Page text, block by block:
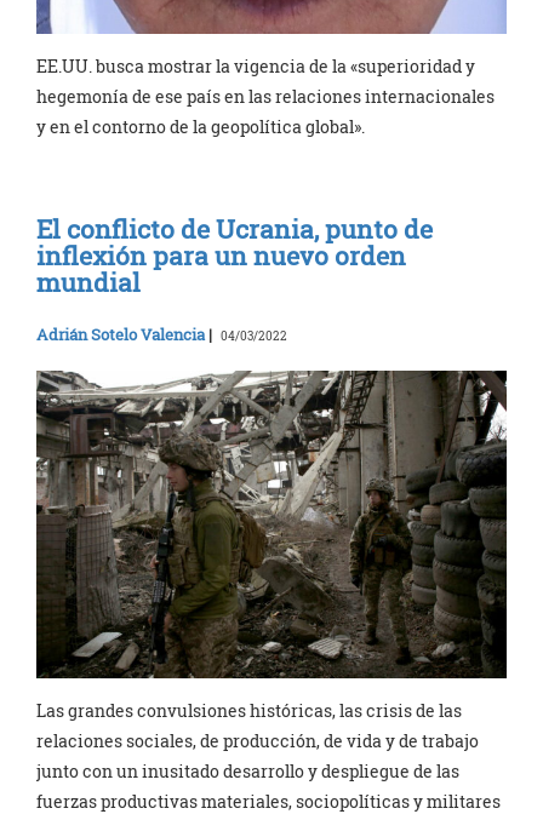
EE.UU. busca mostrar la vigencia de la «superioridad y
hegemonía de ese país en las relaciones internacionales
y en el contorno de la geopolítica global».
El conflicto de Ucrania, punto de
inflexión para un nuevo orden
mundial
Adrián Sotelo Valencia | 04/03/2022
Las grandes convulsiones históricas, las crisis de las
relaciones sociales, de producción, de vida y de trabajo
junto con un inusitado desarrollo y despliegue de las
fuerzas productivas materiales, sociopolíticas y militares